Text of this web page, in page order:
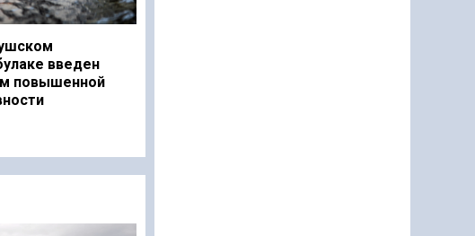
введен
повышенной